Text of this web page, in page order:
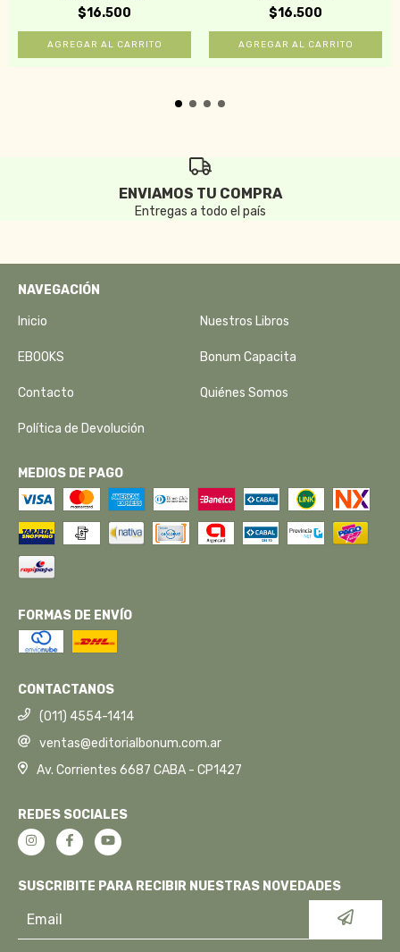
$16.500 $16.500
ENVIAMOS TU COMPRA
Entregas a todo el país
NAVEGACIÓN
Inicio Nuestros Libros
EBOOKS Bonum Capacita
Contacto Quiénes Somos
Política de Devolución
MEDIOS DE PAGO
FORMAS DE ENVÍO
CONTACTANOS
(011) 4554-1414
ventas@editorialbonum.com.ar
Av. Corrientes 6687 CABA - CP1427
REDES SOCIALES
SUSCRIBITE PARA RECIBIR NUESTRAS NOVEDADES